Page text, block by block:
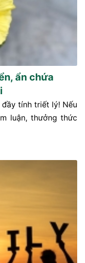
ẩn chứa
tính triết lý! Nếu
luận, thưởng thức